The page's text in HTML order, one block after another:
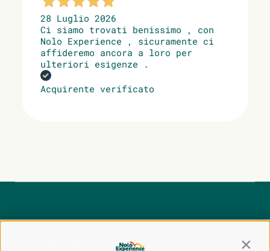
28 Luglio 2026
Ci siamo trovati benissimo , con
Nolo Experience , sicuramente ci
affideremo ancora a loro per
ulteriori esigenze .
Acquirente verificato